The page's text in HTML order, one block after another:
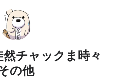
チャックま時々
の他